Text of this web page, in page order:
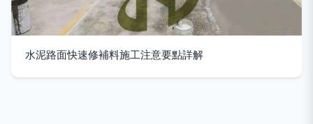
水泥路面快速修補料施工注意要點詳解